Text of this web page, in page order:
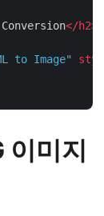
</h2>
to Image"
이미지